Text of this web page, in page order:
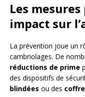
Les
impact sur
La prévention joue un
cambriolages. De
réductions de prime
des dispositifs de
blindées ou des